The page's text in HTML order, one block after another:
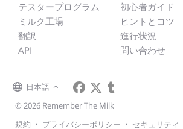
テスタープログラム
ミルク工場
翻訳
API
初心者ガイド
ヒントとコツ
進行状況
問い合わせ
日本語
© 2026 Remember The Milk
規約 • プライバシーポリシー • セキュリティ